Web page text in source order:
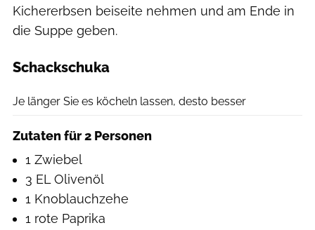
Kichererbsen beiseite nehmen und am Ende in
die Suppe geben.
Schackschuka
Je länger Sie es köcheln lassen, desto besser
Zutaten für 2 Personen
1 Zwiebel
3 EL Olivenöl
1 Knoblauchzehe
1 rote Paprika